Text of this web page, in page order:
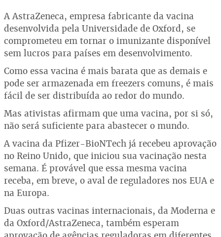
A AstraZeneca, empresa fabricante da vacina
desenvolvida pela Universidade de Oxford, se
comprometeu em tornar o imunizante disponível
sem lucros para países em desenvolvimento.
Como essa vacina é mais barata que as demais e
pode ser armazenada em freezers comuns, é mais
fácil de ser distribuída ao redor do mundo.
Mas ativistas afirmam que uma vacina, por si só,
não será suficiente para abastecer o mundo.
A vacina da Pfizer-BioNTech já recebeu aprovação
no Reino Unido, que iniciou sua vacinação nesta
semana. É provável que essa mesma vacina
receba, em breve, o aval de reguladores nos EUA e
na Europa.
Duas outras vacinas internacionais, da Moderna e
da Oxford/AstraZeneca, também esperam